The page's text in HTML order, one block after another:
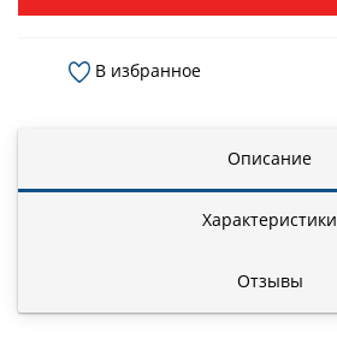
В избранное
Описание
Характеристики
Отзывы